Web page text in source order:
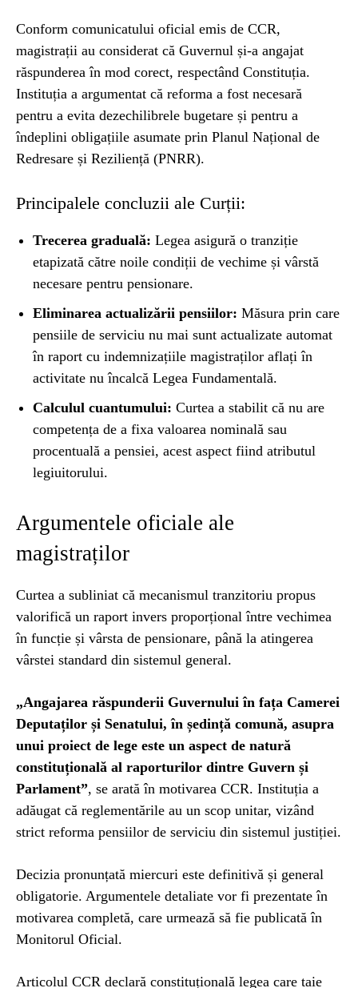
Conform comunicatului oficial emis de CCR,
magistrații au considerat că Guvernul și-a angajat
răspunderea în mod corect, respectând Constituția.
Instituția a argumentat că reforma a fost necesară
pentru a evita dezechilibrele bugetare și pentru a
îndeplini obligațiile asumate prin Planul Național de
Redresare și Reziliență (PNRR).
Principalele concluzii ale Curții:
Trecerea graduală: Legea asigură o tranziție
etapizată către noile condiții de vechime și vârstă
necesare pentru pensionare.
Eliminarea actualizării pensiilor: Măsura prin care
pensiile de serviciu nu mai sunt actualizate automat
în raport cu indemnizațiile magistraților aflați în
activitate nu încalcă Legea Fundamentală.
Calculul cuantumului: Curtea a stabilit că nu are
competența de a fixa valoarea nominală sau
procentuală a pensiei, acest aspect fiind atributul
legiuitorului.
Argumentele oficiale ale
magistraților
Curtea a subliniat că mecanismul tranzitoriu propus
valorifică un raport invers proporțional între vechimea
în funcție și vârsta de pensionare, până la atingerea
vârstei standard din sistemul general.
„Angajarea răspunderii Guvernului în fața Camerei
Deputaților și Senatului, în ședință comună, asupra
unui proiect de lege este un aspect de natură
constituțională al raporturilor dintre Guvern și
Parlament”, se arată în motivarea CCR. Instituția a
adăugat că reglementările au un scop unitar, vizând
strict reforma pensiilor de serviciu din sistemul justiției.
Decizia pronunțată miercuri este definitivă și general
obligatorie. Argumentele detaliate vor fi prezentate în
motivarea completă, care urmează să fie publicată în
Monitorul Oficial.
Articolul CCR declară constituțională legea care taie